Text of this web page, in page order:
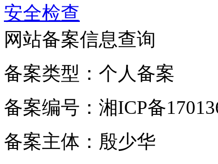
安全检查
网站备案信息查询
备案类型：个人备案
备案编号：湘ICP备
备案主体：殷少华